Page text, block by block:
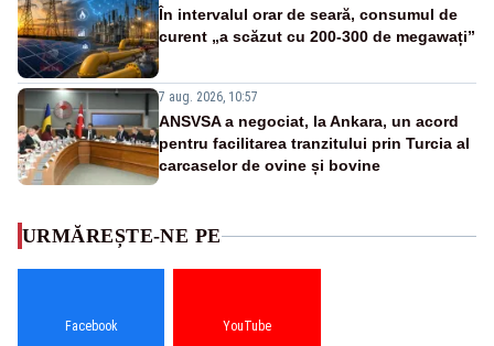
În intervalul orar de seară, consumul de
curent „a scăzut cu 200-300 de megawați”
7 aug. 2026, 10:57
ANSVSA a negociat, la Ankara, un acord
pentru facilitarea tranzitului prin Turcia al
carcaselor de ovine și bovine
URMĂREȘTE-NE PE
Facebook YouTube